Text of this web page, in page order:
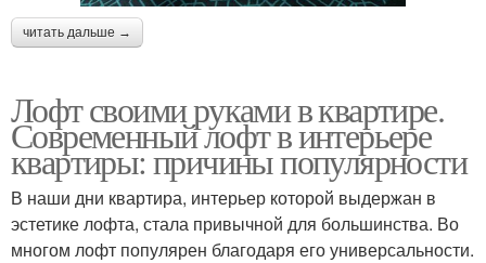
читать дальше →
Лофт своими руками в квартире.
Современный лофт в интерьере
квартиры: причины популярности
В наши дни квартира, интерьер которой выдержан в
эстетике лофта, стала привычной для большинства. Во
многом лофт популярен благодаря его универсальности.